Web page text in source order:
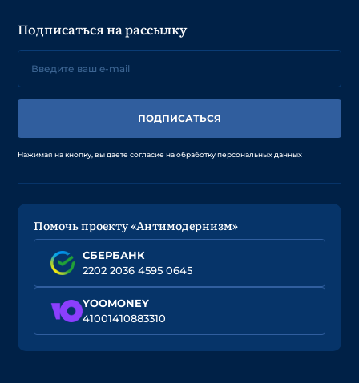
Подписаться на рассылку
ПОДПИСАТЬСЯ
Нажимая на кнопку, вы даете согласие на обработку персональных данных
Помочь проекту «Антимодернизм»
СБЕРБАНК
2202 2036 4595 0645
YOOMONEY
41001410883310